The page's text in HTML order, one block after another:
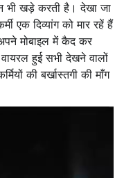
भी खड़े करती है। देखा जा
एक दिव्यांग को मार रहें हैं
मोबाइल में कैद कर
हुई सभी देखने वालों
की बर्खास्तगी की माँग